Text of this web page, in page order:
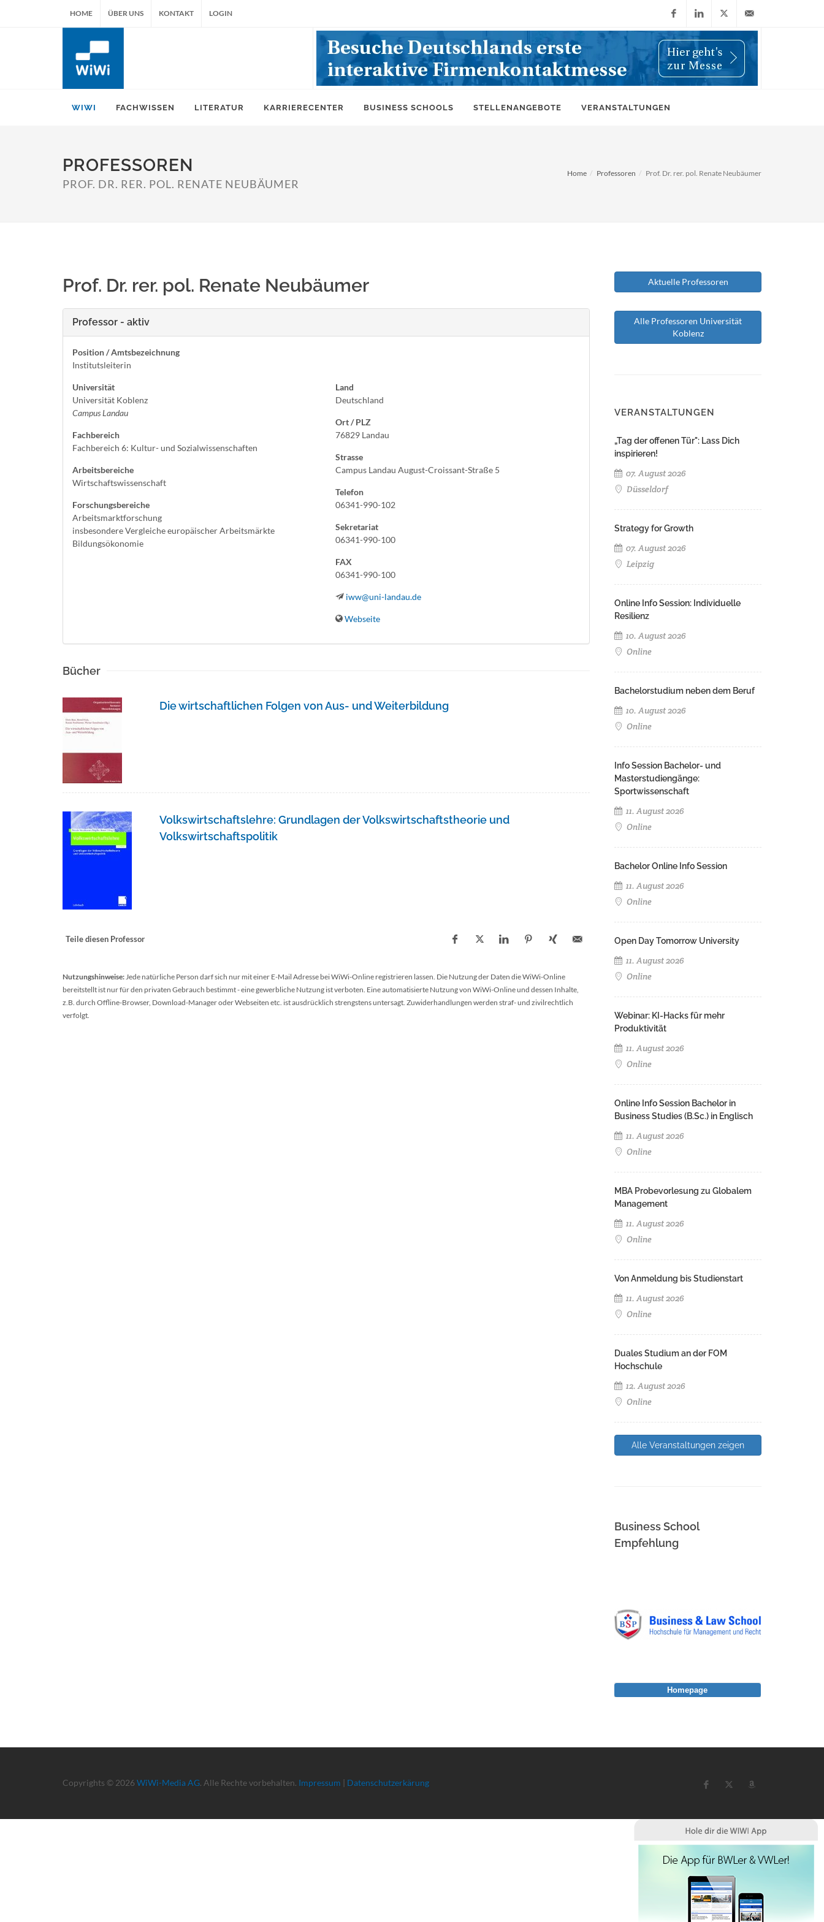
HOME ÜBER UNS KONTAKT LOGIN
FacebookLinkedIn
X
(Twitter)
info@wiwi-
WIWI FACHWISSEN LITERATUR KARRIERECENTER BUSINESS SCHOOLS STELLENANGEBOTE VERANSTALTUNGEN
PROFESSOREN
PROF. DR. RER. POL. RENATE NEUBÄUMER
Home Professoren Prof. Dr. rer. pol. Renate Neubäumer
Prof. Dr. rer. pol. Renate Neubäumer
Professor - aktiv
Position / Amtsbezeichnung
Institutsleiterin
Universität
Universität Koblenz
Campus Landau
Fachbereich
Fachbereich 6: Kultur- und Sozialwissenschaften
Arbeitsbereiche
Wirtschaftswissenschaft
Forschungsbereiche
Arbeitsmarktforschung
insbesondere Vergleiche europäischer Arbeitsmärkte
Bildungsökonomie
Land
Deutschland
Ort / PLZ
76829 Landau
Strasse
Campus Landau August-Croissant-Straße 5
Telefon
06341-990-102
Sekretariat
06341-990-100
FAX
06341-990-100
iww@uni-landau.de
Webseite
Bücher
Die wirtschaftlichen Folgen von Aus- und Weiterbildung
Volkswirtschaftslehre: Grundlagen der Volkswirtschaftstheorie und
Volkswirtschaftspolitik
Teile diesen Professor
Nutzungshinweise:Jede natürliche Person darf sich nur mit einer E-Mail Adresse bei WiWi-Online registrieren lassen. Die Nutzung der Daten die WiWi-Online
bereitstellt ist nur für den privaten Gebrauch bestimmt - eine gewerbliche Nutzung ist verboten. Eine automatisierte Nutzung von WiWi-Online und dessen Inhalte,
z.B. durch Offline-Browser, Download-Manager oder Webseiten etc. ist ausdrücklich strengstens untersagt. Zuwiderhandlungen werden straf- und zivilrechtlich
verfolgt.
Aktuelle Professoren
Alle Professoren Universität
Koblenz
VERANSTALTUNGEN
„Tag der offenen Tür": Lass Dich
inspirieren!
07. August 2026
Düsseldorf
Strategy for Growth
07. August 2026
Leipzig
Online Info Session: Individuelle
Resilienz
10. August 2026
Online
Bachelorstudium neben dem Beruf
10. August 2026
Online
Info Session Bachelor- und
Masterstudiengänge:
Sportwissenschaft
11. August 2026
Online
Bachelor Online Info Session
11. August 2026
Online
Open Day Tomorrow University
11. August 2026
Online
Webinar: KI-Hacks für mehr
Produktivität
11. August 2026
Online
Online Info Session Bachelor in
Business Studies (B.Sc.) in Englisch
11. August 2026
Online
MBA Probevorlesung zu Globalem
Management
11. August 2026
Online
Von Anmeldung bis Studienstart
11. August 2026
Online
Duales Studium an der FOM
Hochschule
12. August 2026
Online
Alle Veranstaltungen zeigen
Business School
Empfehlung
Copyrights © 2026 WiWi-Media AG. Alle Rechte vorbehalten. Impressum | Datenschutzerkärung
Homepage